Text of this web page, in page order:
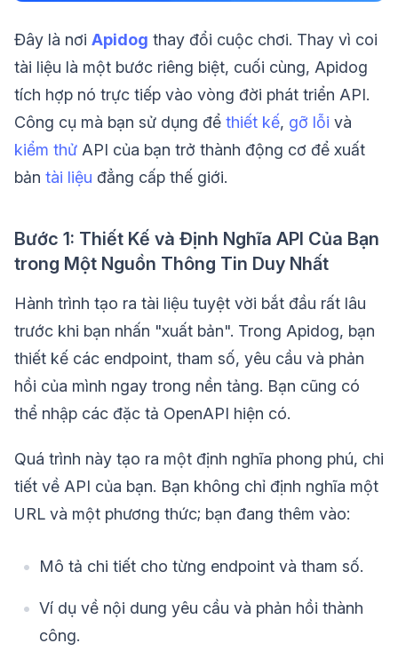
Đây là nơi Apidog thay đổi cuộc chơi. Thay vì coi
tài liệu là một bước riêng biệt, cuối cùng, Apidog
tích hợp nó trực tiếp vào vòng đời phát triển API.
Công cụ mà bạn sử dụng để thiết kế, gỡ lỗi và
kiểm thử API của bạn trở thành động cơ để xuất
bản tài liệu đẳng cấp thế giới.
Bước 1: Thiết Kế và Định Nghĩa API Của Bạn
trong Một Nguồn Thông Tin Duy Nhất
Hành trình tạo ra tài liệu tuyệt vời bắt đầu rất lâu
trước khi bạn nhấn "xuất bản". Trong Apidog, bạn
thiết kế các endpoint, tham số, yêu cầu và phản
hồi của mình ngay trong nền tảng. Bạn cũng có
thể nhập các đặc tả OpenAPI hiện có.
Quá trình này tạo ra một định nghĩa phong phú, chi
tiết về API của bạn. Bạn không chỉ định nghĩa một
URL và một phương thức; bạn đang thêm vào:
Mô tả chi tiết cho từng endpoint và tham số.
Ví dụ về nội dung yêu cầu và phản hồi thành
công.